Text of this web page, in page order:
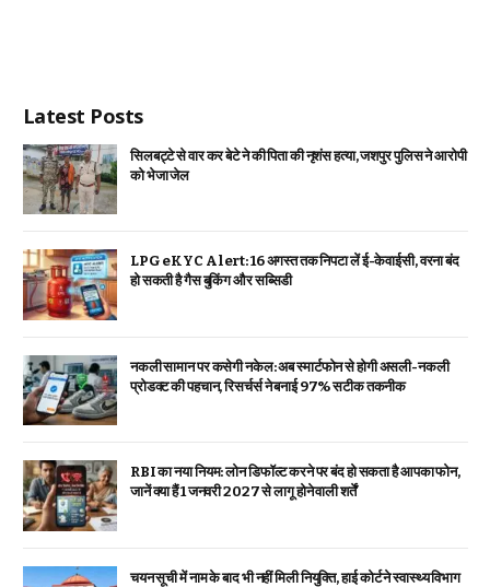
Latest Posts
सिलबट्टे से वार कर बेटे ने की पिता की नृशंस हत्या, जशपुर पुलिस ने आरोपी
को भेजा जेल
LPG eKYC Alert: 16 अगस्त तक निपटा लें ई-केवाईसी, वरना बंद
हो सकती है गैस बुकिंग और सब्सिडी
नकली सामान पर कसेगी नकेल: अब स्मार्टफोन से होगी असली-नकली
प्रोडक्ट की पहचान, रिसर्चर्स ने बनाई 97% सटीक तकनीक
RBI का नया नियम: लोन डिफॉल्ट करने पर बंद हो सकता है आपका फोन,
जानें क्या हैं 1 जनवरी 2027 से लागू होने वाली शर्तें
चयन सूची में नाम के बाद भी नहीं मिली नियुक्ति, हाई कोर्ट ने स्वास्थ्य विभाग